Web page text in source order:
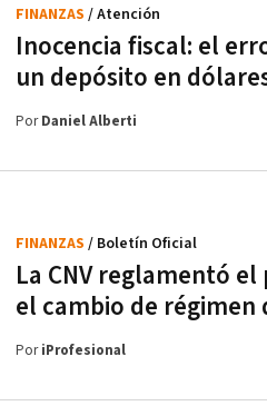
Inocencia fiscal: el
un depósito en
FINANZAS / Atención
PorDaniel Alberti
La CNV reglamentó
el cambio de
FINANZAS / Boletín Oficial
PoriProfesional